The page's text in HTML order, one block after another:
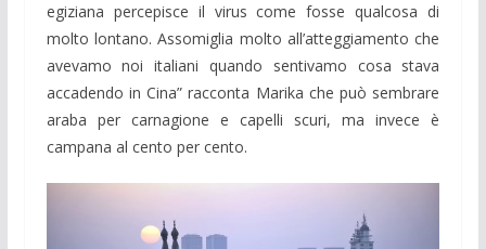
egiziana percepisce il virus come fosse qualcosa di
molto lontano. Assomiglia molto all’atteggiamento che
avevamo noi italiani quando sentivamo cosa stava
accadendo in Cina” racconta Marika che può sembrare
araba per carnagione e capelli scuri, ma invece è
campana al cento per cento.